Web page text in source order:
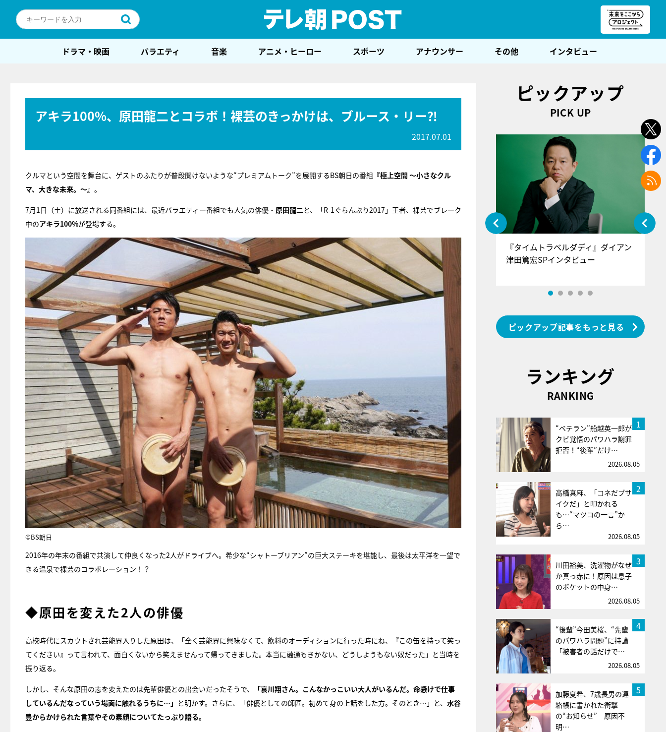
ドラマ・映画 バラエティ 音楽 アニメ・ヒーロー スポーツ アナウンサー その他 インタビュー
アキラ100%、原田龍二とコラボ！裸芸のきっかけは、ブルース・リー⁈
2017.07.01
クルマという空間を舞台に、ゲストのふたりが普段聞けないような“プレミアムトーク”を展開するBS朝日の番組 『極上空間 ～小さなクル
マ、大きな未来。～』 。
7月1日（土）に放送される同番組には、最近バラエティー番組でも人気の俳優・ 原田龍二と、「R-1ぐらんぷり2017」王者、裸芸でブレーク
中のアキラ100%が登場する。
©BS朝日
2016年の年末の番組で共演して仲良くなった2人がドライブへ。希少な“シャトーブリアン”の巨大ステーキを堪能し、最後は太平洋を一望で
きる温泉で裸芸のコラボレーション！？
◆原田を変えた2人の俳優
高校時代にスカウトされ芸能界入りした原田は、「全く芸能界に興味なくて、飲料のオーディションに行った時にね、『この缶を持って笑っ
てください』って言われて、面白くないから笑えませんって帰ってきました。本当に融通もきかない、どうしようもない奴だった」と当時を
振り返る。
しかし、そんな原田の志を変えたのは先輩俳優との出会いだったそうで、
「哀川翔さん。こんなかっこいい大人がいるんだ。命懸けで仕事
しているんだなっていう場面に触れるうちに…」 と明かす。さらに、「俳優としての師匠。初めて身の上話をした方。そのとき…」と、 水谷
豊からかけられた言葉やその素顔についてたっぷり語る。
ピックアップ
PICK UP
『アイ＝ラブ！げーみんぐ』＝LOV
E齋藤樹愛羅＆佐々木舞香SPインタ
ビュー
『タイムトラベルダディ』ダイアン
津田篤宏SPインタビュー
ピックアップ記事をもっと見る
ランキング
RANKING
1
“ベテラン”船越英一郎が
クビ覚悟のパワハラ謝罪
拒否！“後輩”だけ…
2026.08.05
2
高橋真麻、「コネだブサ
イクだ」と叩かれる
も…“マツコの一言”か
ら…
2026.08.05
3
川田裕美、洗濯物がなぜ
か真っ赤に！原因は息子
のポケットの中身…
2026.08.05
4
“後輩”今田美桜、“先輩
のパワハラ問題”に持論
「被害者の話だけで…
2026.08.05
5
加藤夏希、7歳長男の連
絡帳に書かれた衝撃
の“お知らせ” 原因不
明…